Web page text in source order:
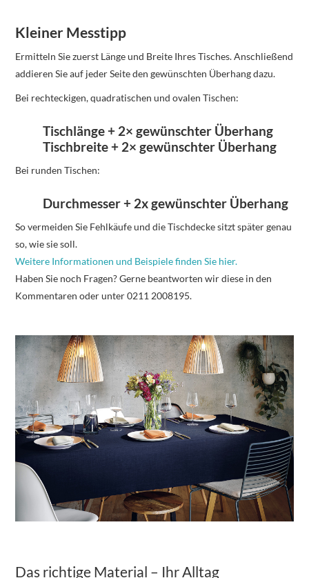
Kleiner Messtipp
Ermitteln Sie zuerst Länge und Breite Ihres Tisches. Anschließend
addieren Sie auf jeder Seite den gewünschten Überhang dazu.
Bei rechteckigen, quadratischen und ovalen Tischen:
Tischlänge + 2× gewünschter Überhang
Tischbreite + 2× gewünschter Überhang
Bei runden Tischen:
Durchmesser + 2x gewünschter Überhang
So vermeiden Sie Fehlkäufe und die Tischdecke sitzt später genau
so, wie sie soll.
Weitere Informationen und Beispiele finden Sie hier.
Haben Sie noch Fragen? Gerne beantworten wir diese in den
Kommentaren oder unter 0211 2008195.
Das richtige Material – Ihr Alltag